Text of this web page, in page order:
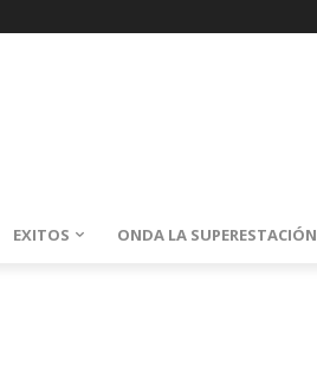
EXITOS ONDA LA SUPERESTACIÓN